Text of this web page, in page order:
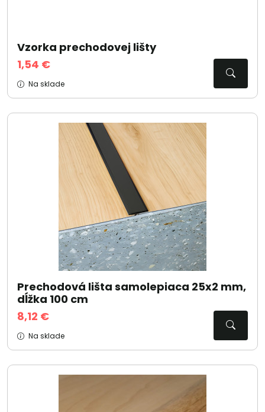
Vzorka prechodovej lišty
1,54 €
Na sklade
Prechodová lišta samolepiaca 25x2 mm,
dĺžka 100 cm
8,12 €
Na sklade